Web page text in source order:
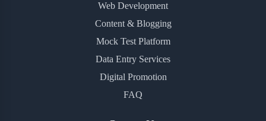
Web Development
Content & Blogging
Mock Test Platform
Data Entry Services
Digital Promotion
FAQ